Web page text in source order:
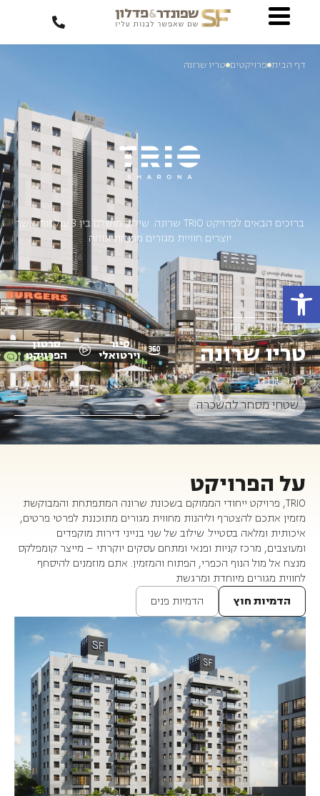
פתח סרגל נגישות
דף הבית פרויקטים טריו שרונה
ברוכים הבאים לפרויקט TRIO שרונה. שילוב מושלם בין 3 עולמות אשר
יוצרים חוויית מגורים מפנקת ונוחה
הבנייה בעיצומה
טריו שרונה
כפר יונה
שטחי מסחר להשכרה
סיור
וירטואלי
סרטון
הפרויקט
על הפרויקט
TRIO, פרויקט ייחודי הממוקם בשכונת שרונה המתפתחת והמבוקשת
מזמין אתכם להצטרף וליהנות מחווית מגורים מתוכננת לפרטי פרטים,
איכותית ומלאה בסטייל. שילוב של שני בנייני דירות מוקפדים
ומעוצבים, מרכז קניות ופנאי ומתחם עסקים יוקרתי – מייצר קומפלקס
מנצח אל מול הנוף הכפרי, הפתוח והמזמין. אתם מוזמנים להיסחף
לחווית מגורים מיוחדת ומרגשת
הדמיות חוץ
הדמיות פנים